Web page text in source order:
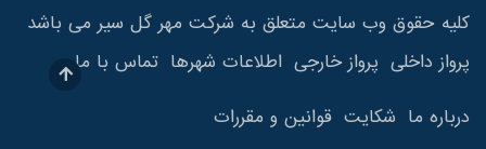
کلیه حقوق وب سایت متعلق به شرکت مهر گل سیر می باشد
پرواز داخلی پرواز خارجی اطلاعات شهرها تماس با ما
درباره ما شکایت قوانین و مقررات